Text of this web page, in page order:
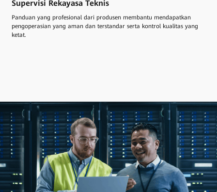
Supervisi Rekayasa Teknis
Panduan yang profesional dari produsen membantu mendapatkan
pengoperasian yang aman dan terstandar serta kontrol kualitas yang
ketat.